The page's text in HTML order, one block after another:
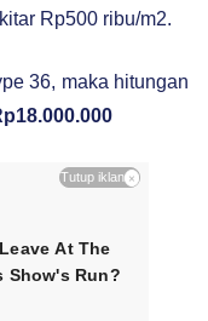
Rp500 ribu/m2.
36, maka hitungan
Tutup iklan ×